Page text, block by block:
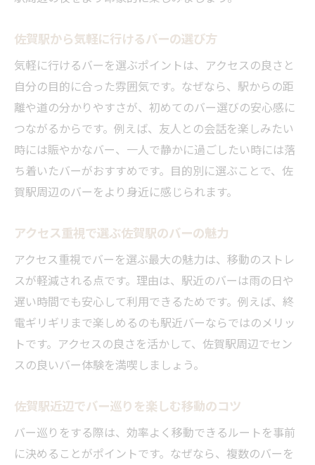
佐賀駅から気軽に行けるバーの選び方
気軽に行けるバーを選ぶポイントは、アクセスの良さと
自分の目的に合った雰囲気です。なぜなら、駅からの距
離や道の分かりやすさが、初めてのバー選びの安心感に
つながるからです。例えば、友人との会話を楽しみたい
時には賑やかなバー、一人で静かに過ごしたい時には落
ち着いたバーがおすすめです。目的別に選ぶことで、佐
賀駅周辺のバーをより身近に感じられます。
アクセス重視で選ぶ佐賀駅のバーの魅力
アクセス重視でバーを選ぶ最大の魅力は、移動のストレ
スが軽減される点です。理由は、駅近のバーは雨の日や
遅い時間でも安心して利用できるためです。例えば、終
電ギリギリまで楽しめるのも駅近バーならではのメリッ
トです。アクセスの良さを活かして、佐賀駅周辺でセン
スの良いバー体験を満喫しましょう。
佐賀駅近辺でバー巡りを楽しむ移動のコツ
バー巡りをする際は、効率よく移動できるルートを事前
に決めることがポイントです。なぜなら、複数のバーを